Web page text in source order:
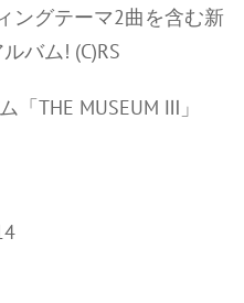
ングテーマ2曲を含む新
バム! (C)RS
THE MUSEUM Ⅲ」